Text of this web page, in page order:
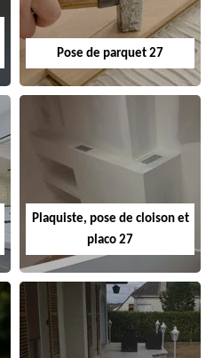
Pose de parquet 27
Plaquiste, pose de cloison et
placo 27